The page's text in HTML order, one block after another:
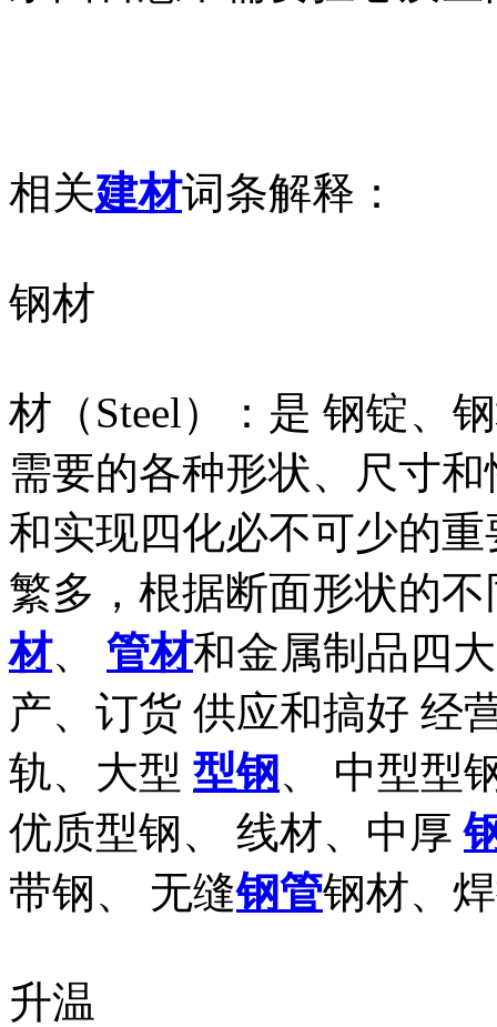
相关建材词条解释：
钢材
材（Steel）：是 钢锭、
需要的各种形状、尺寸
和实现四化必不可少的
繁多，根据断面形状的
材、 管材和金属制品四
产、订货 供应和搞好 经
轨、大型 型钢 、 中型型
优质型钢、 线材、中厚
带钢、 无缝钢管钢材、
升温